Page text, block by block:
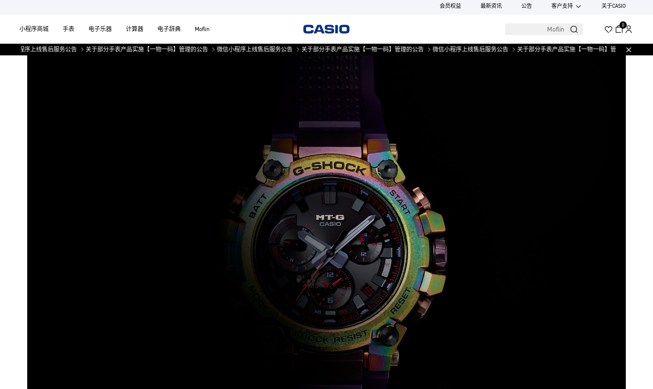
会员权益 最新资讯 公告 客户支持 关于CASIO
小程序商城 手表 电子乐器 计算器 电子辞典 Moflin
0
售后服务公告 关于部分手表产品实施【一物一码】管理的公告 微信小程序上线售后服务公告 关于部分手表产品实施【一物一码】管理的公告 微信小程序上线售后服务公告 关于部分手表产品实施【一物一码】管理的公告 微信小程序上